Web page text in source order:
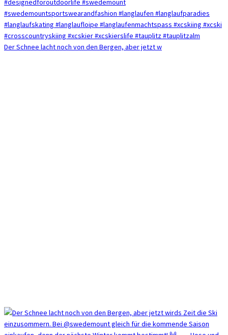
Der Schnee lacht noch von den Bergen, aber jetzt w